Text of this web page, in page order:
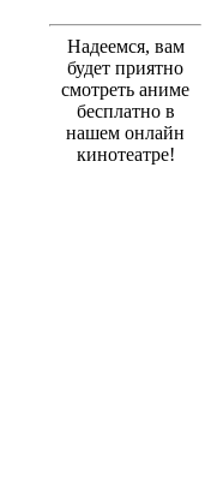
Надеемся, вам
будет приятно
смотреть аниме
бесплатно в
нашем онлайн
кинотеатре!